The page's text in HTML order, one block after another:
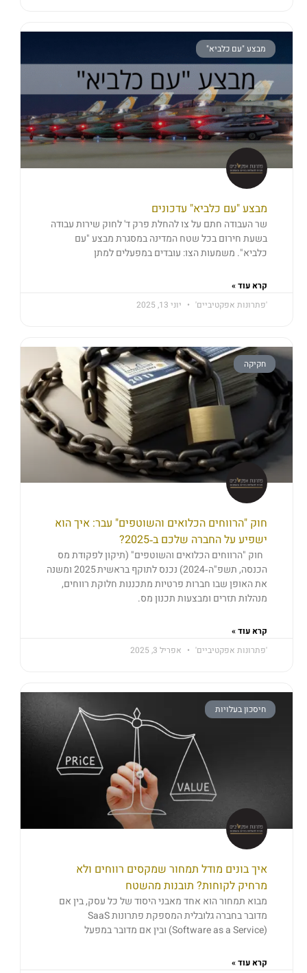
מבצע "עם כלביא"
מבצע "עם כלביא" עדכונים
שר העבודה חתם על צו להחלת פרק ד' לחוק שירות עבודה
בשעת חירום בכל שטח המדינה במסגרת מבצע "עם
כלביא". משמעות הצו: עובדים במפעלים למתן
קרא עוד »
'פתרונות אפקטיביים'
יוני 13, 2025
חקיקה
חוק "הרווחים הכלואים והשוטפים" עבר: איך הוא
ישפיע על החברה שלכם ב‑2025?
חוק "הרווחים הכלואים והשוטפים" (תיקון לפקודת מס
הכנסה, תשפ"ה‑2024) נכנס לתוקף בראשית 2025 ומשנה
את האופן שבו חברות פרטיות מתכננות חלוקת רווחים,
מנהלות תזרים ומבצעות תכנון מס.
קרא עוד »
'פתרונות אפקטיביים'
אפריל 3, 2025
חיסכון בעלויות
איך בונים מודל תמחור שמקסים רווחים ולא
מרחיק לקוחות? תובנות מהשטח
מבוא תמחור הוא אחד מאבני היסוד של כל עסק, בין אם
מדובר בחברה גלובלית המספקת פתרונות SaaS
(Software as a Service) ובין אם מדובר במפעל
קרא עוד »